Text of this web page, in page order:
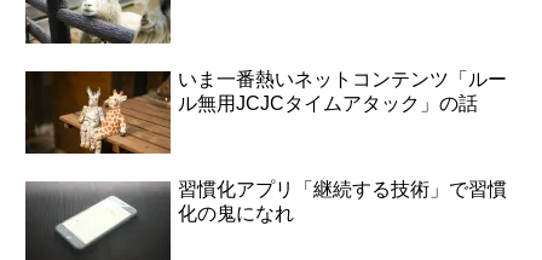
いま一番熱いネットコンテンツ「ルー
ル無用JCJCタイムアタック」の話
習慣化アプリ「継続する技術」で習慣
化の鬼になれ